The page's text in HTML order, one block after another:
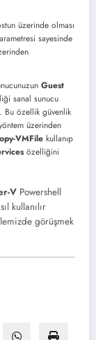
üzerinde olması
sayesinde
Guest
sanal sunucu
Bu özellik güvenlik
üzerinden
VMFile kullanıp
özelliğini
V Powershell
kullanılır
görüşmek